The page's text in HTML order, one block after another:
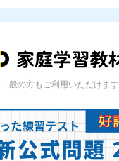
一般の方もご利用いただけます